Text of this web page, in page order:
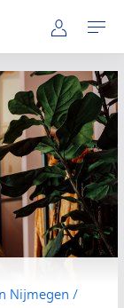
Mijn NS
Openen
Nijmegen